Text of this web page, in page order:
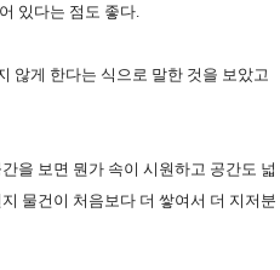
있다는 점도 좋다.
않게 한다는 식으로 말한 것을 보았고
을 보면 뭔가 속이 시원하고 공간도 넓
물건이 처음보다 더 쌓여서 더 지저분